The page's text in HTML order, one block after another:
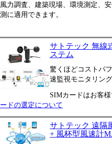
風力調査、建築現場、環境測定、
測に適用できます。
サトテック 無線
ステム
驚くほどコストパ
速監視モニタリン
SIMカードはお客
ードの選定について
サトテック 遠隔
+ 風杯型風速計